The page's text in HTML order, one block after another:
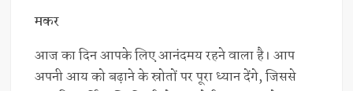
मकर
आज का दिन आपके लिए आनंदमय रहने वाला है। आप
अपनी आय को बढ़ाने के स्रोतों पर पूरा ध्यान देंगे, जिससे